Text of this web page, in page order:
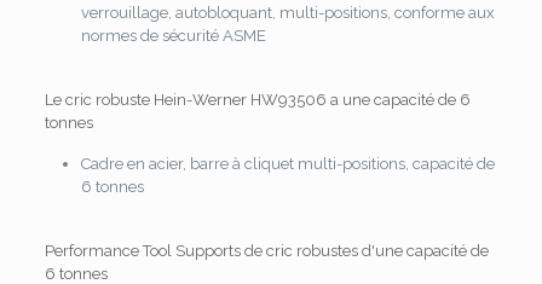
verrouillage, autobloquant, multi-positions, conforme aux
normes de sécurité ASME
Le cric robuste Hein-Werner HW93506 a une capacité de 6
tonnes
Cadre en acier, barre à cliquet multi-positions, capacité de
6 tonnes
Performance Tool Supports de cric robustes d'une capacité de
6 tonnes